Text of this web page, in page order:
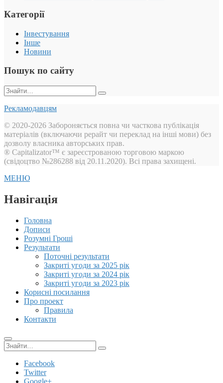
Категорії
Інвестування
Інше
Новини
Пошук по сайту
Пошук:
Рекламодавцям
© 2020-2026 Забороняється повна чи часткова публікація
матеріалів (включаючи рерайт чи переклад на інші мови) без
дозволу власника авторських прав.
® Capitalizator™ є зареєстрованою торговою маркою
(свідоцтво №286288 від 20.11.2020). Всі права захищені.
МЕНЮ
Навігація
Головна
Дописи
Розумні Гроші
Результати
Поточні результати
Закриті угоди за 2025 рік
Закриті угоди за 2024 рік
Закриті угоди за 2023 рік
Корисні посилання
Про проект
Правила
Контакти
Пошук:
Facebook
Twitter
Google+